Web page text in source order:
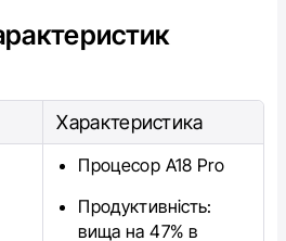
Характеристика
Процесор А18 Pro
Продуктивність:
вища на 47% в